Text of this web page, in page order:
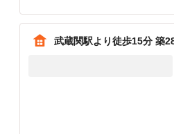
武蔵関駅より徒歩15分 築